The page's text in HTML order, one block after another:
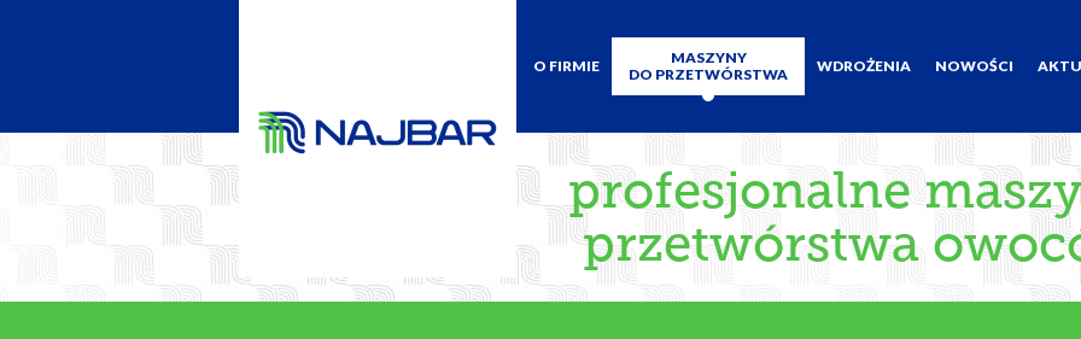
O FIRMIE
MASZYNY
DO PRZETWÓRSTWA
WDROŻENIA NOWOŚCI
profesjonalne
przetwórstwa